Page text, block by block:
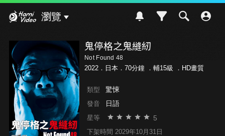
瀏覽
鬼停格之鬼縫紉
Not Found 48
2022．日本．70分鐘 ． 輔15級 ．HD畫質
類型 驚悚
發音 日語
星等 5
下架時間 2029年10月31日